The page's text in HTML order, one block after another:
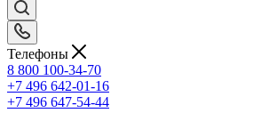
Телефоны
8 800 100-34-70
+7 496 642-01-16
+7 496 647-54-44